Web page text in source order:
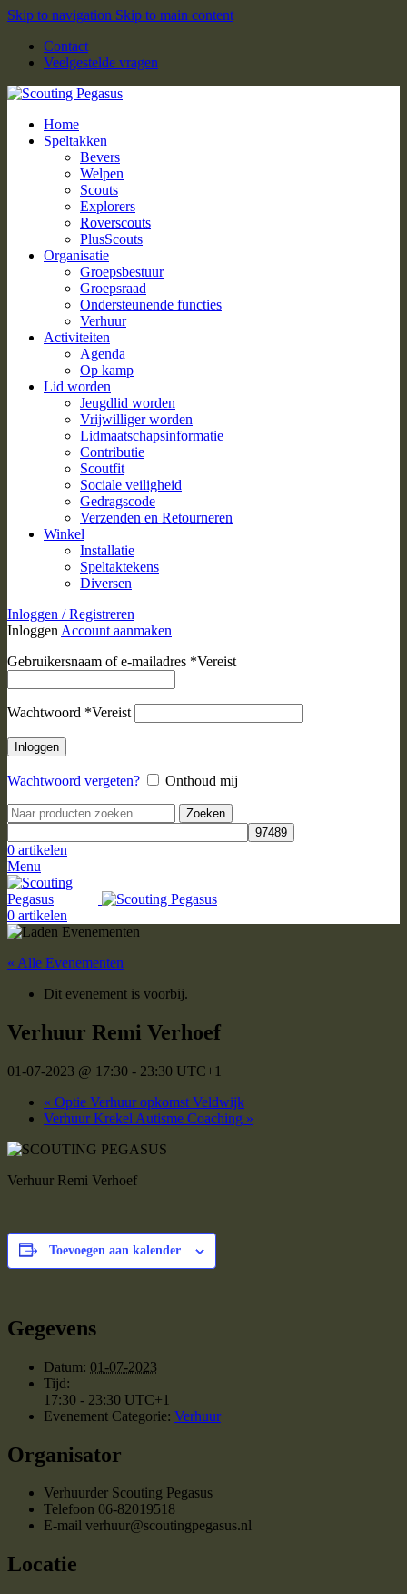
Skip to navigation Skip to main content
Contact
Veelgestelde vragen
Home
Speltakken
Bevers
Welpen
Scouts
Explorers
Roverscouts
PlusScouts
Organisatie
Groepsbestuur
Groepsraad
Ondersteunende functies
Verhuur
Activiteiten
Agenda
Op kamp
Lid worden
Jeugdlid worden
Vrijwilliger worden
Lidmaatschapsinformatie
Contributie
Scoutfit
Sociale veiligheid
Gedragscode
Verzenden en Retourneren
Winkel
Installatie
Speltaktekens
Diversen
Inloggen / Registreren
Inloggen Account aanmaken
Gebruikersnaam of e-mailadres *Vereist
Wachtwoord *Vereist
Inloggen
Wachtwoord vergeten? Onthoud mij
Zoeken
0 artikelen
Menu
0 artikelen
« Alle Evenementen
Dit evenement is voorbij.
Verhuur Remi Verhoef
01-07-2023 @ 17:30 - 23:30 UTC+1
« Optie Verhuur opkomst Veldwijk
Verhuur Krekel Autisme Coaching »
Verhuur Remi Verhoef
Toevoegen aan kalender
Gegevens
Datum: 01-07-2023
Tijd:
17:30 - 23:30 UTC+1
Evenement Categorie: Verhuur
Organisator
Verhuurder Scouting Pegasus
Telefoon 06-82019518
E-mail verhuur@scoutingpegasus.nl
Locatie